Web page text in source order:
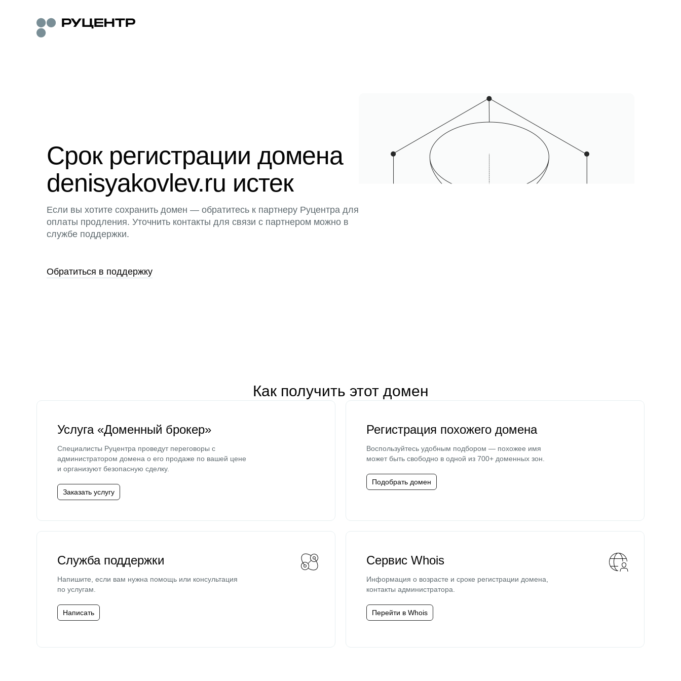
Срок регистрации домена
denisyakovlev.ru истек
Если вы хотите сохранить домен — обратитесь к партнеру Руцентра для
оплаты продления. Уточнить контакты для связи с партнером можно в
службе поддержки.
Обратиться в поддержку
Как получить этот домен
Услуга «Доменный брокер»
Специалисты Руцентра проведут переговоры с
администратором домена о его продаже по вашей цене
и организуют безопасную сделку.
Заказать услугу
Регистрация похожего домена
Воспользуйтесь удобным подбором — похожее имя
может быть свободно в одной из 700+ доменных зон.
Подобрать домен
Служба поддержки
Напишите, если вам нужна помощь или консультация
по услугам.
Написать
Сервис Whois
Информация о возрасте и сроке регистрации домена,
контакты администратора.
Перейти в Whois